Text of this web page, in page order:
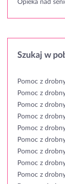
Opieka nad
Szukaj w
Pomoc z
Pomoc z
Pomoc z
Pomoc z
Pomoc z
Pomoc z
Pomoc z
Pomoc z
Pomoc z